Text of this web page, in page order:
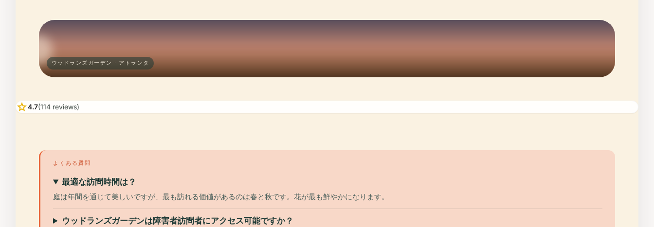
ウッドランズガーデン · アトランタ
star4.7(114 reviews)
よくある質問
最適な訪問時間は？
庭は年間を通じて美しいですが、最も訪れる価値があるのは春と秋です。花が最も鮮やかになります。
ウッドランズガーデンは障害者訪問者にアクセス可能ですか？